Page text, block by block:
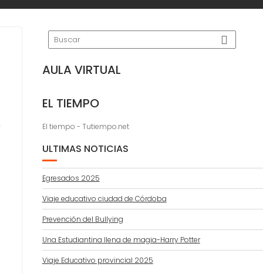
AULA VIRTUAL
EL TIEMPO
El tiempo - Tutiempo.net
ULTIMAS NOTICIAS
Egresados 2025
Viaje educativo ciudad de Córdoba
Prevención del Bullying
Una Estudiantina llena de magia-Harry Potter
Viaje Educativo provincial 2025